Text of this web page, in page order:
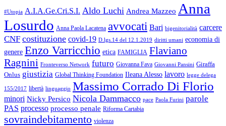
#Utopia A.I.A.Ge.Cri.S.I. Aldo Luchi Andrea Mazzeo Anna
Losurdo Anna Paola Lacatena avvocati Bari bigenitorialità carcere
CNF costituzione covid-19 D.lgs.14 del 12.1.2019 diritti umani economia di
genere Enzo Varricchio etica FAMIGLIA Flaviano
Ragnini Fronteverso Network futuro Giovanna Fava Giovanni Pansini Giraffa
Onlus giustizia Global Thinking Foundation Ileana Alesso lavoro legge delega
155/2017 libertà linguaggio Massimo Corrado Di Florio
minori Nicky Persico Nicola Dammacco pace Paola Furini parole
PAS processo processo penale Riforma Cartabia
sovraindebitamento violenza